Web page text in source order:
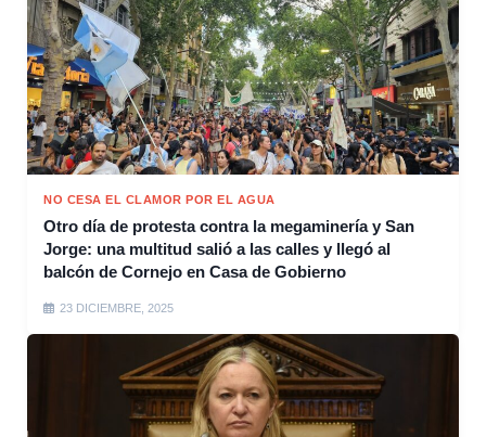
NO CESA EL CLAMOR POR EL AGUA
Otro día de protesta contra la megaminería y San
Jorge: una multitud salió a las calles y llegó al
balcón de Cornejo en Casa de Gobierno
23 DICIEMBRE, 2025